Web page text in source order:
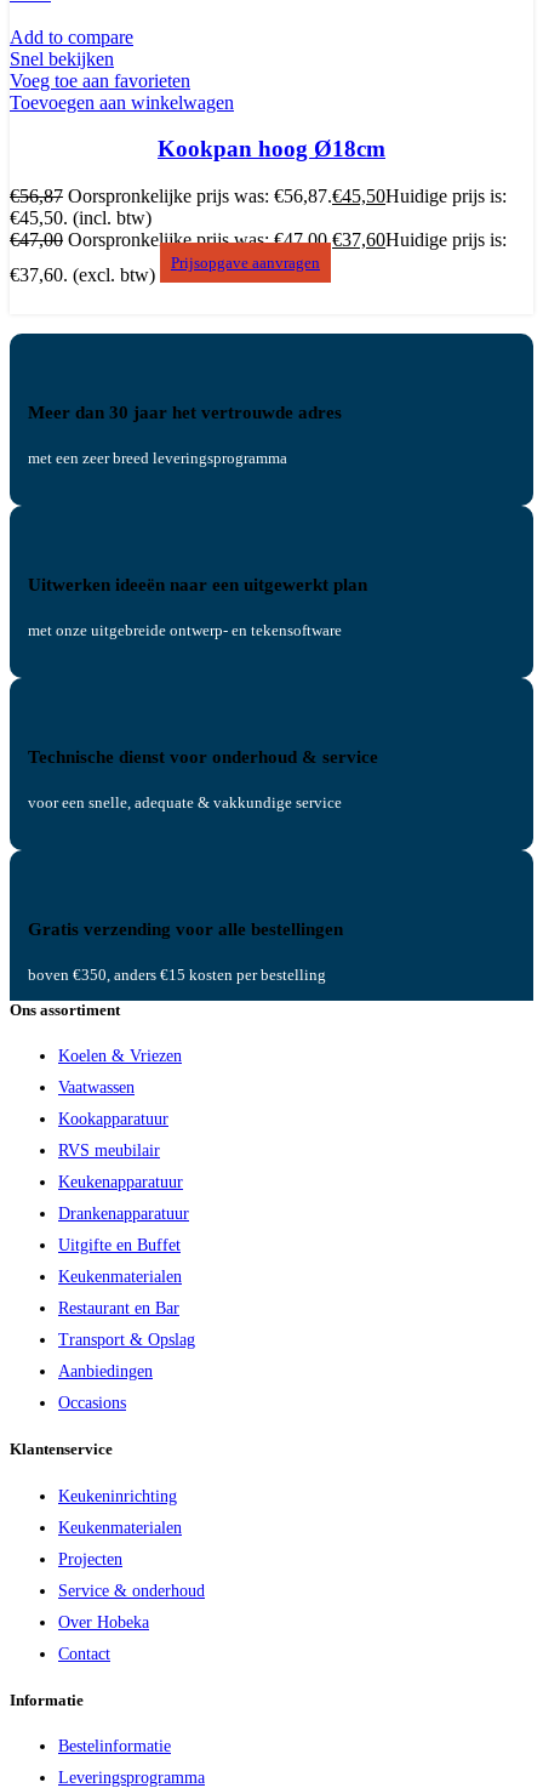
Add to compare
Snel bekijken
Voeg toe aan favorieten
Toevoegen aan winkelwagen
Kookpan hoog Ø18cm
€56,87 Oorspronkelijke prijs was: €56,87.€45,50Huidige prijs is:
€45,50. (incl. btw)
€47,00 Oorspronkelijke prijs was: €47,00.€37,60Huidige prijs is:
€37,60. (excl. btw)
Prijsopgave aanvragen
Meer dan 30 jaar het vertrouwde adres
met een zeer breed leveringsprogramma
Uitwerken ideeën naar een uitgewerkt plan
met onze uitgebreide ontwerp- en tekensoftware
Technische dienst voor onderhoud & service
voor een snelle, adequate & vakkundige service
Gratis verzending voor alle bestellingen
boven €350, anders €15 kosten per bestelling
Ons assortiment
Koelen & Vriezen
Vaatwassen
Kookapparatuur
RVS meubilair
Keukenapparatuur
Drankenapparatuur
Uitgifte en Buffet
Keukenmaterialen
Restaurant en Bar
Transport & Opslag
Aanbiedingen
Occasions
Klantenservice
Keukeninrichting
Keukenmaterialen
Projecten
Service & onderhoud
Over Hobeka
Contact
Informatie
Bestelinformatie
Leveringsprogramma